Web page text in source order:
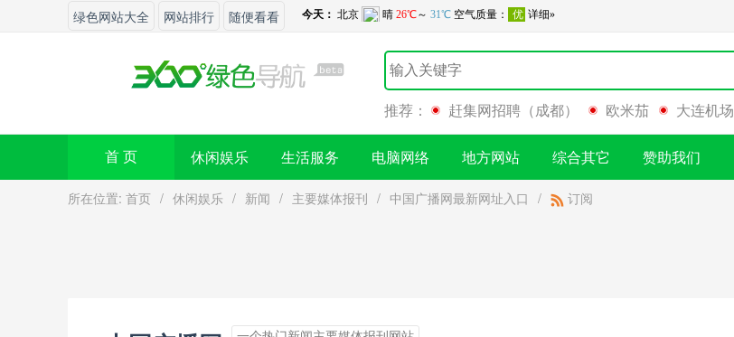
绿色网站大全 网站排行 随便看看
推荐： 赶集网招聘（成都） 欧米茄 大连机场
首 页 休闲娱乐 生活服务 电脑网络 地方网站 综合其它 赞助我们
所在位置: 首页 / 休闲娱乐 / 新闻 / 主要媒体报刊 / 中国广播网最新网址入口 / 订阅